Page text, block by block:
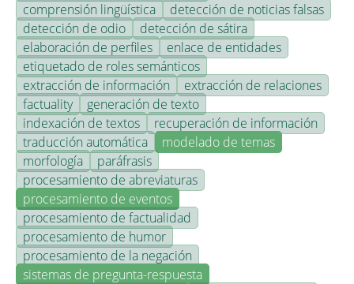
comprensión lingüística
detección de noticias falsas
detección de odio
detección de sátira
elaboración de perfiles
enlace de entidades
etiquetado de roles semánticos
extracción de información
extracción de relaciones
factuality
generación de texto
indexación de textos
recuperación de información
traducción automática
modelado de temas
morfología
paráfrasis
procesamiento de abreviaturas
procesamiento de eventos
procesamiento de factualidad
procesamiento de humor
procesamiento de la negación
sistemas de pregunta-respuesta